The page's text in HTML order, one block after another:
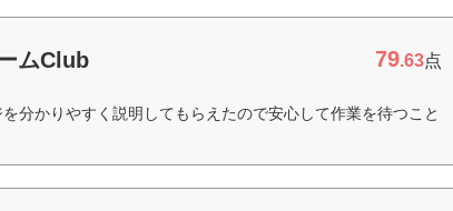
ムClub 79.63点
分かりやすく説明してもらえたので安心して作業を待つこと